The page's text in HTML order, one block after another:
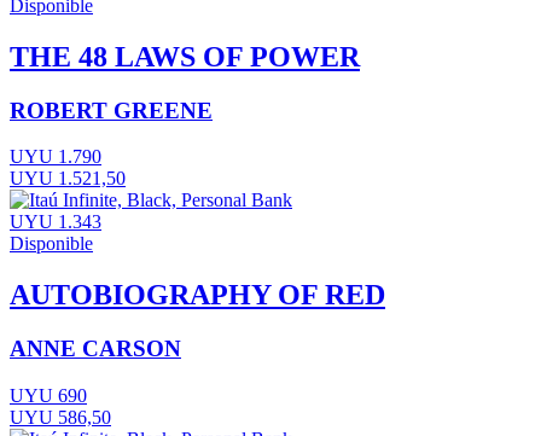
Disponible
THE 48 LAWS OF POWER
ROBERT GREENE
UYU 1.790
UYU 1.521,50
UYU 1.343
Disponible
AUTOBIOGRAPHY OF RED
ANNE CARSON
UYU 690
UYU 586,50